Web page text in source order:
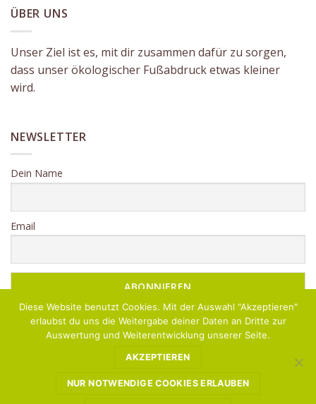
ÜBER UNS
Unser Ziel ist es, mit dir zusammen dafür zu sorgen,
dass unser ökologischer Fußabdruck etwas kleiner
wird.
NEWSLETTER
Dein Name
Email
KONTAKT AGB DATENSCHUTZ
WIDERRUF
Diese Website benutzt Cookies. Mit der Auswahl "Akzeptieren"
erlaubst du uns die Weitergabe deiner Daten an Dritte zur
Auswertung und Weiterentwicklung unserer Seite.
AKZEPTIEREN
NUR NOTWENDIGE COOKIES ERLAUBEN